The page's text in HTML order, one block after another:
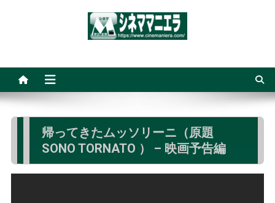
帰ってきたムッソリーニ（原題
SONO TORNATO ） – 映画予告編